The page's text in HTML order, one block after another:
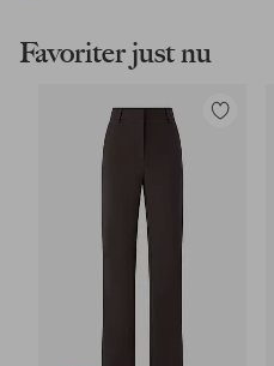
Favoriter just nu
Lägg